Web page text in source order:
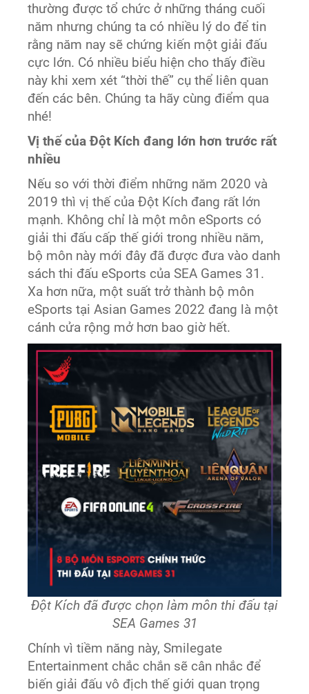
thường được tổ chức ở những tháng cuối
năm nhưng chúng ta có nhiều lý do để tin
rằng năm nay sẽ chứng kiến một giải đấu
cực lớn. Có nhiều biểu hiện cho thấy điều
này khi xem xét “thời thế” cụ thể liên quan
đến các bên. Chúng ta hãy cùng điểm qua
nhé!
Vị thế của Đột Kích đang lớn hơn trước rất
nhiều
Nếu so với thời điểm những năm 2020 và
2019 thì vị thế của Đột Kích đang rất lớn
mạnh. Không chỉ là một môn eSports có
giải thi đấu cấp thế giới trong nhiều năm,
bộ môn này mới đây đã được đưa vào danh
sách thi đấu eSports của SEA Games 31.
Xa hơn nữa, một suất trở thành bộ môn
eSports tại Asian Games 2022 đang là một
cánh cửa rộng mở hơn bao giờ hết.
Đột Kích đã được chọn làm môn thi đấu tại
SEA Games 31
Chính vì tiềm năng này, Smilegate
Entertainment chắc chắn sẽ cân nhắc để
biến giải đấu vô địch thế giới quan trọng